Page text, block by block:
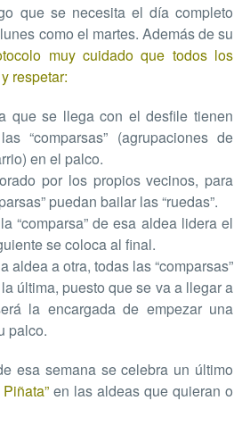
que se necesita el día completo
como el martes. Además de su
muy cuidado que todos los
respetar:
que se llega con el desfile tienen
“comparsas” (agrupaciones de
en el palco.
por los propios vecinos, para
puedan bailar las “ruedas”.
“comparsa” de esa aldea lidera el
se coloca al final.
aldea a otra, todas las “comparsas”
última, puesto que se va a llegar a
la encargada de empezar una
palco.
esa semana se celebra un último
en las aldeas que quieran o